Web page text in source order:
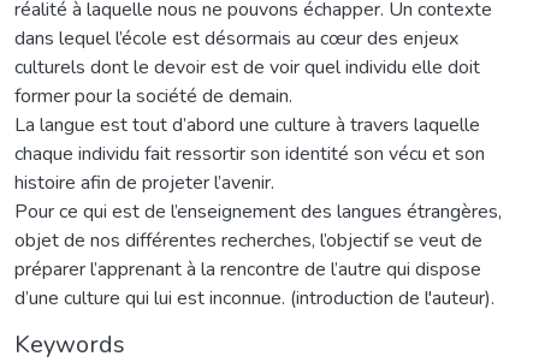
réalité à laquelle nous ne pouvons échapper. Un contexte
dans lequel l’école est désormais au cœur des enjeux
culturels dont le devoir est de voir quel individu elle doit
former pour la société de demain.
La langue est tout d’abord une culture à travers laquelle
chaque individu fait ressortir son identité son vécu et son
histoire afin de projeter l’avenir.
Pour ce qui est de l’enseignement des langues étrangères,
objet de nos différentes recherches, l’objectif se veut de
préparer l’apprenant à la rencontre de l’autre qui dispose
d’une culture qui lui est inconnue. (introduction de l'auteur).
Keywords